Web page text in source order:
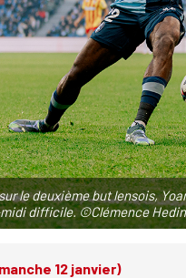
le deuxième but lensois,
difficile. ©Clémence Hedin
12 janvier)